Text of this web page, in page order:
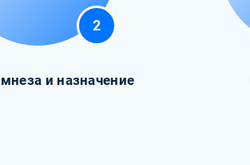
2
и назначение